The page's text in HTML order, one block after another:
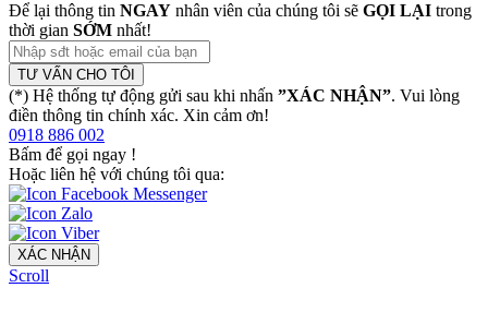
Để lại thông tin NGAY nhân viên của chúng tôi sẽ GỌI LẠI trong
thời gian SỚM nhất!
TƯ VẤN CHO TÔI
(*) Hệ thống tự động gửi sau khi nhấn ”XÁC NHẬN”. Vui lòng
điền thông tin chính xác. Xin cảm ơn!
0918 886 002
Bấm để gọi ngay !
Hoặc liên hệ với chúng tôi qua:
XÁC NHẬN
Scroll